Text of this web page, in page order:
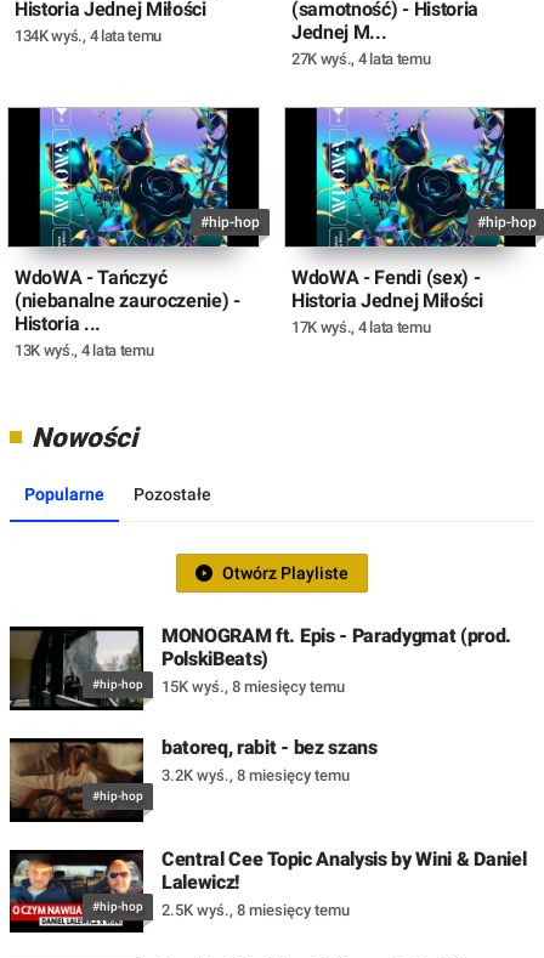
Historia Jednej Miłości
134K wyś., 4 lata temu
(samotność) - Historia
Jednej M...
27K wyś., 4 lata temu
#hip-hop
WdoWA - Tańczyć
(niebanalne zauroczenie) -
Historia ...
13K wyś., 4 lata temu
#hip-hop
WdoWA - Fendi (sex) -
Historia Jednej Miłości
17K wyś., 4 lata temu
Nowości
Popularne Pozostałe
Otwórz Playliste
#hip-hop
MONOGRAM ft. Epis - Paradygmat (prod.
PolskiBeats)
15K wyś., 8 miesięcy temu
#hip-hop
batoreq, rabit - bez szans
3.2K wyś., 8 miesięcy temu
#hip-hop
Central Cee Topic Analysis by Wini & Daniel
Lalewicz!
2.5K wyś., 8 miesięcy temu